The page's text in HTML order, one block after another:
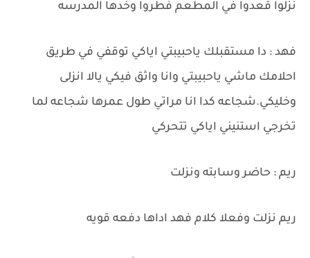
نزلوا قعدوا في المطعم فطروا وخدها المدرسه
فهد : دا مستقبلك ياحبيبتي اياكي توقفي في طريق
احلامك ماشي ياحبيبتي وانا واثق فيكي يالا انزلى
وخليكي.شجاعه كدا انا مراتي طول عمرها شجاعه لما
تخرجي استنيني اياكي تتحركي
ريم : حاضر وسابته ونزلت
ريم نزلت وفعلا كلام فهد اداها دفعه قويه